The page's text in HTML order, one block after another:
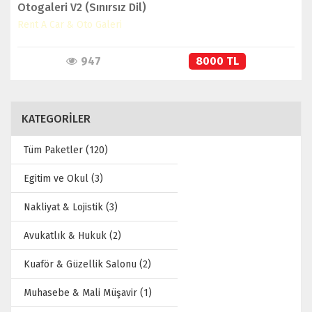
Otogaleri V2 (Sınırsız Dil)
Rent A Car & Oto Galeri
947 8000 TL
KATEGORİLER
Tüm Paketler (120)
Egitim ve Okul (3)
Nakliyat & Lojistik (3)
Avukatlık & Hukuk (2)
Kuaför & Güzellik Salonu (2)
Muhasebe & Mali Müşavir (1)